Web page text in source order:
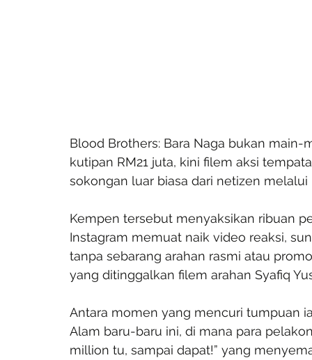
Blood Brothers: Bara Naga bukan
kutipan RM21 juta, kini filem aksi
sokongan luar biasa dari netizen
Kempen tersebut menyaksikan ribuan
Instagram memuat naik video reaksi,
tanpa sebarang arahan rasmi atau
yang ditinggalkan filem arahan Syafiq
Antara momen yang mencuri tumpuan
Alam baru-baru ini, di mana para
million tu, sampai dapat!” yang